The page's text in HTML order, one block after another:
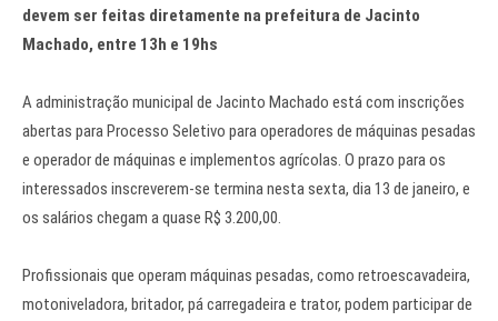
devem ser feitas diretamente na prefeitura de Jacinto
Machado, entre 13h e 19hs
A administração municipal de Jacinto Machado está com inscrições
abertas para Processo Seletivo para operadores de máquinas pesadas
e operador de máquinas e implementos agrícolas. O prazo para os
interessados inscreverem-se termina nesta sexta, dia 13 de janeiro, e
os salários chegam a quase R$ 3.200,00.
Profissionais que operam máquinas pesadas, como retroescavadeira,
motoniveladora, britador, pá carregadeira e trator, podem participar de